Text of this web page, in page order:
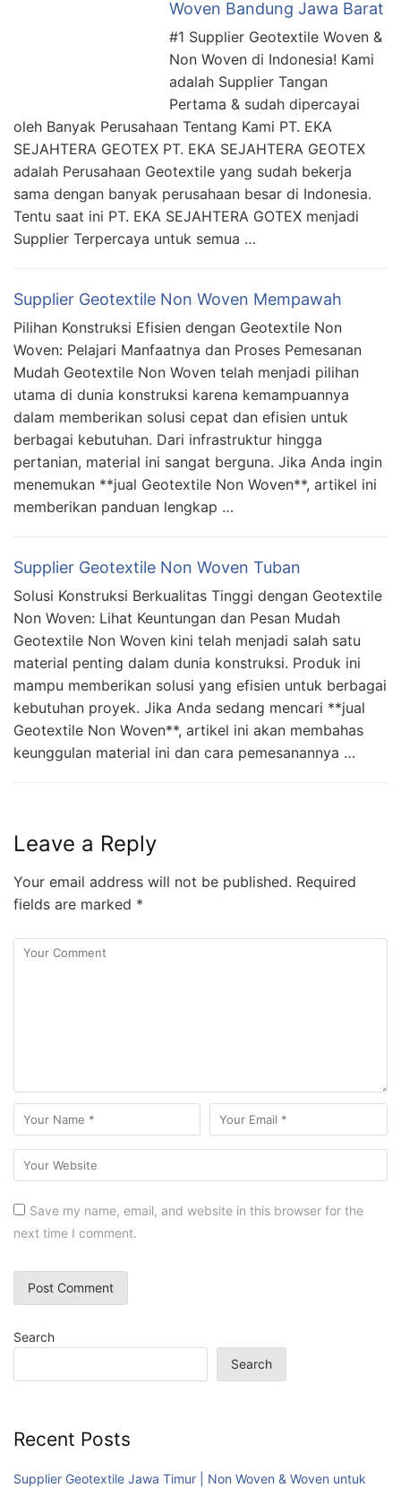
Woven Bandung Jawa Barat
#1 Supplier Geotextile Woven &
Non Woven di Indonesia! Kami
adalah Supplier Tangan
Pertama & sudah dipercayai
oleh Banyak Perusahaan Tentang Kami PT. EKA
SEJAHTERA GEOTEX PT. EKA SEJAHTERA GEOTEX
adalah Perusahaan Geotextile yang sudah bekerja
sama dengan banyak perusahaan besar di Indonesia.
Tentu saat ini PT. EKA SEJAHTERA GOTEX menjadi
Supplier Terpercaya untuk semua …
Supplier Geotextile Non Woven Mempawah
Pilihan Konstruksi Efisien dengan Geotextile Non
Woven: Pelajari Manfaatnya dan Proses Pemesanan
Mudah Geotextile Non Woven telah menjadi pilihan
utama di dunia konstruksi karena kemampuannya
dalam memberikan solusi cepat dan efisien untuk
berbagai kebutuhan. Dari infrastruktur hingga
pertanian, material ini sangat berguna. Jika Anda ingin
menemukan **jual Geotextile Non Woven**, artikel ini
memberikan panduan lengkap …
Supplier Geotextile Non Woven Tuban
Solusi Konstruksi Berkualitas Tinggi dengan Geotextile
Non Woven: Lihat Keuntungan dan Pesan Mudah
Geotextile Non Woven kini telah menjadi salah satu
material penting dalam dunia konstruksi. Produk ini
mampu memberikan solusi yang efisien untuk berbagai
kebutuhan proyek. Jika Anda sedang mencari **jual
Geotextile Non Woven**, artikel ini akan membahas
keunggulan material ini dan cara pemesanannya …
Leave a Reply
Your email address will not be published. Required
fields are marked *
Save my name, email, and website in this browser for the
next time I comment.
Search
Search
Recent Posts
Supplier Geotextile Jawa Timur | Non Woven & Woven untuk